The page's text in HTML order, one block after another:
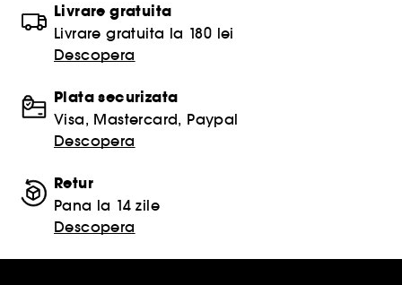
Livrare gratuita
Livrare gratuita la 180 lei
Descopera
Plata securizata
Visa, Mastercard, Paypal
Descopera
Retur
Pana la 14 zile
Descopera